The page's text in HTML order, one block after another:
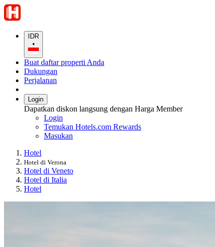
IDR
•
Buat daftar properti Anda
Dukungan
Perjalanan
Login
Dapatkan diskon langsung dengan Harga Member
Login
Temukan Hotels.com Rewards
Masukan
Hotel
Hotel di Verona
Hotel di Veneto
Hotel di Italia
Hotel